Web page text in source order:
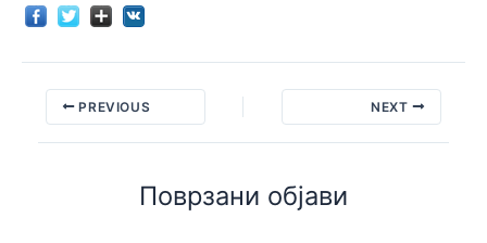
PREVIOUS NEXT
Поврзани објави